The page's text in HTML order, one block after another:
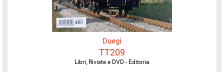
Duegi
TT209
Libri, Riviste e DVD - Editoria